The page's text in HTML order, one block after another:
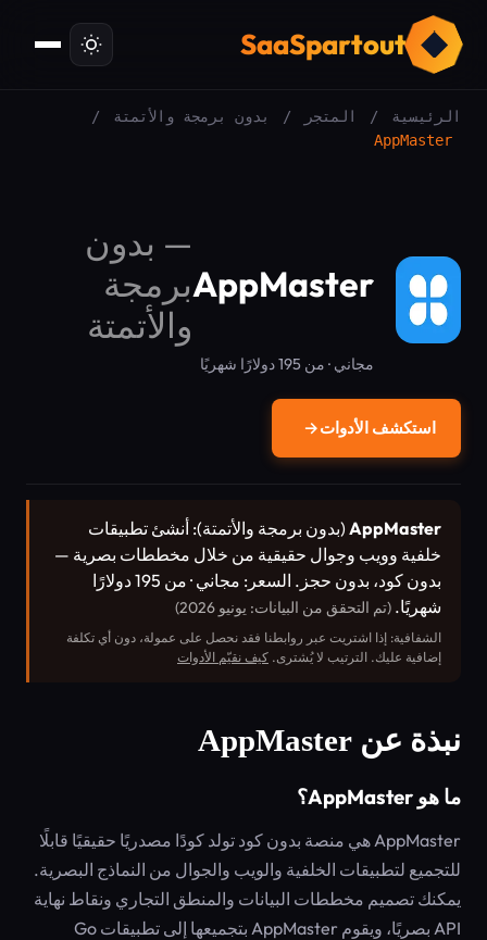
SaaSpartout
الرئيسية / المتجر / بدون برمجة والأتمتة
/
AppMaster
AppMaster
— بدون
برمجة
والأتمتة
مجاني · من 195 دولارًا شهريًا
استكشف الأدوات→
AppMaster (بدون برمجة والأتمتة): أنشئ تطبيقات
خلفية وويب وجوال حقيقية من خلال مخططات بصرية —
بدون كود، بدون حجز. السعر: مجاني · من 195 دولارًا
شهريًا. (تم التحقق من البيانات: يونيو 2026)
الشفافية: إذا اشتريت عبر روابطنا فقد نحصل على عمولة، دون أي تكلفة
إضافية عليك. الترتيب لا يُشترى. كيف نقيّم الأدوات
نبذة عن AppMaster
ما هو AppMaster؟
AppMaster هي منصة بدون كود تولد كودًا مصدريًا حقيقيًا قابلًا
للتجميع لتطبيقات الخلفية والويب والجوال من النماذج البصرية.
يمكنك تصميم مخططات البيانات والمنطق التجاري ونقاط نهاية
API بصريًا، ويقوم AppMaster بتجميعها إلى تطبيقات Go